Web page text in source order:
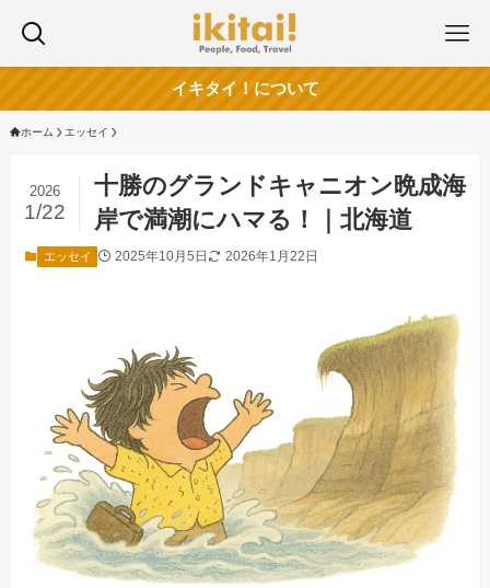
イキタイ！について
ホーム エッセイ
十勝のグランドキャニオン晩成海
岸で満潮にハマる！｜北海道
2026
1/22
エッセイ 2025年10月5日 2026年1月22日